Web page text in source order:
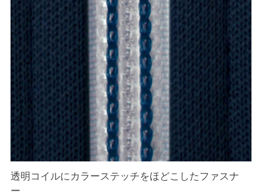
透明コイルにカラーステッチをほどこしたファスナ
ー。